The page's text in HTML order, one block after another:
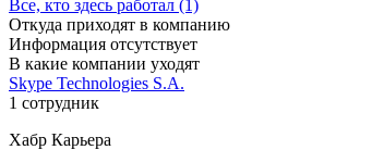
Все, кто здесь работал (1)
Откуда приходят в компанию
Информация отсутствует
В какие компании уходят
Skype Technologies S.A.
1 сотрудник
Хабр Карьера